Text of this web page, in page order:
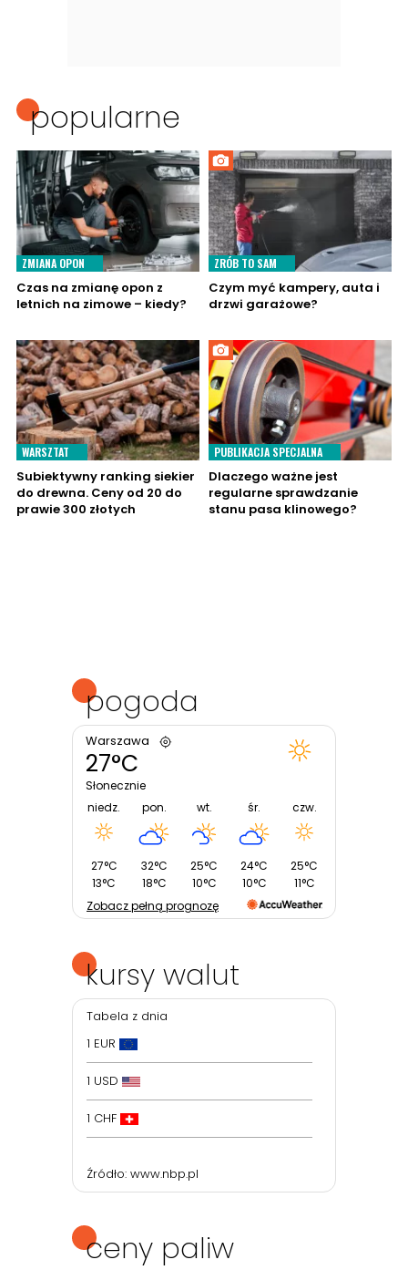
popularne
ZMIANA OPON
Czas na zmianę opon z
letnich na zimowe – kiedy?
ZRÓB TO SAM
Czym myć kampery, auta i
drzwi garażowe?
WARSZTAT
Subiektywny ranking siekier
do drewna. Ceny od 20 do
prawie 300 złotych
PUBLIKACJA SPECJALNA
Dlaczego ważne jest
regularne sprawdzanie
stanu pasa klinowego?
pogoda
Warszawa
27°C
Słonecznie
niedz.
27°C
13°C
pon.
32°C
18°C
wt.
25°C
10°C
śr.
24°C
10°C
czw.
25°C
11°C
Zobacz pełną prognozę
ceny paliw
kursy walut
Tabela z dnia
1 EUR
1 USD
1 CHF
Źródło: www.nbp.pl